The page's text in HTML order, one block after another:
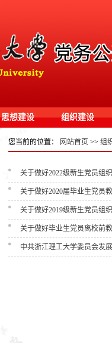
思想建设 组织建设
您当前的位置： 网站首页 >> 组
关于做好2022级新生党员组
关于做好2020届毕业生党员
关于做好2019级新生党员组
关于做好毕业生党员离校前
中共浙江理工大学委员会发